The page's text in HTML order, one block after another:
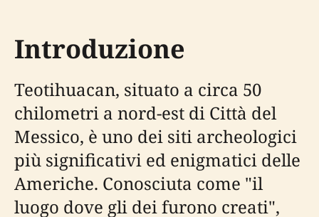
Introduzione
Teotihuacan, situato a circa 50
chilometri a nord-est di Città del
Messico, è uno dei siti archeologici
più significativi ed enigmatici delle
Americhe. Conosciuta come "il
luogo dove gli dei furono creati",